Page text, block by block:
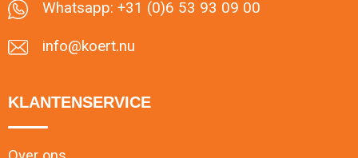
Whatsapp: +31 (0)6 53 93 09 00
info@koert.nu
KLANTENSERVICE